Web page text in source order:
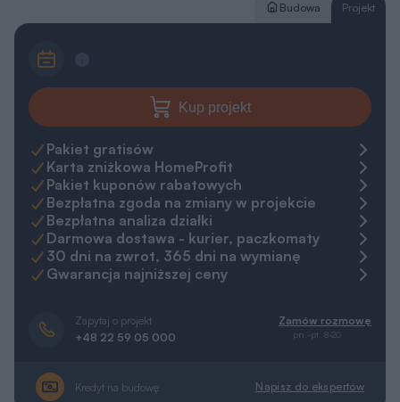
Budowa Projekt
Kup projekt
Pakiet gratisów
Karta zniżkowa HomeProfit
Pakiet kuponów rabatowych
Bezpłatna zgoda na zmiany w projekcie
Bezpłatna analiza działki
Darmowa dostawa - kurier, paczkomaty
30 dni na zwrot, 365 dni na wymianę
Gwarancja najniższej ceny
Zapytaj o projekt
+48 22 59 05 000
Zamów rozmowę
pn.-pt. 8-20
Kredyt na budowę Napisz do ekspertów